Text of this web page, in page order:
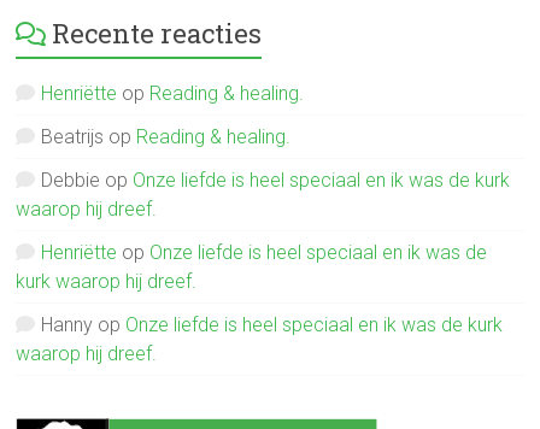
Recente reacties
Henriëtte op Reading & healing.
Beatrijs op Reading & healing.
Debbie op Onze liefde is heel speciaal en ik was de kurk
waarop hij dreef.
Henriëtte op Onze liefde is heel speciaal en ik was de
kurk waarop hij dreef.
Hanny op Onze liefde is heel speciaal en ik was de kurk
waarop hij dreef.